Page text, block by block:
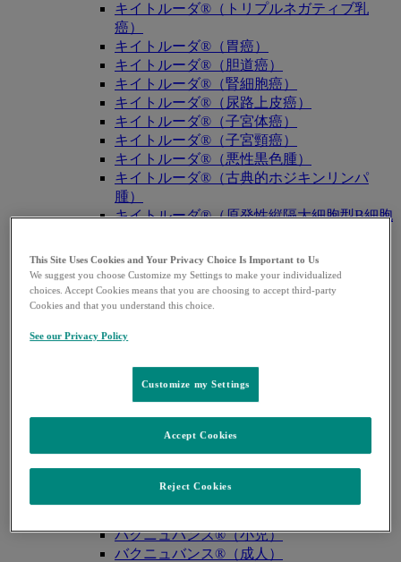
キイトルーダ®（トリプルネガティブ乳
癌）
キイトルーダ®（胃癌）
キイトルーダ®（胆道癌）
キイトルーダ®（腎細胞癌）
キイトルーダ®（尿路上皮癌）
キイトルーダ®（子宮体癌）
キイトルーダ®（子宮頸癌）
キイトルーダ®（悪性黒色腫）
キイトルーダ®（古典的ホジキンリンパ
腫）
キイトルーダ®（原発性縦隔大細胞型B細胞
キイトルーダ®（MSI-High固形癌）
キイトルーダ®（MSI-High結腸・直腸癌）
キイトルーダ®（TMB-High固形癌）
キャップバックス®
サ・タ・ナ行
ザバクサ®
シベクトロ®
ジャヌビア®
シルガード®9
スージャヌ®
ゾリンザ®
ノクサフィル®
バクニュバンス®（小児）
バクニュバンス®（成人）
This Site Uses Cookies and Your Privacy Choice Is Important to Us
We suggest you choose Customize my Settings to make your individualized
choices. Accept Cookies means that you are choosing to accept third-party
Cookies and that you understand this choice.
See our Privacy Policy
Customize my Settings
Reject Cookies
Accept Cookies